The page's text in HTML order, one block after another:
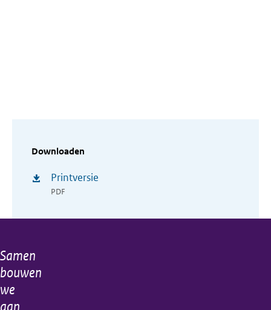
Downloaden
Printversie
PDF
Algemene
informatie
Samen
bouwen
we
aan